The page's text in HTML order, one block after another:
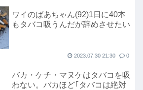
ワイのばあちゃん(92)1日に40本
もタバコ吸うんだが辞めさせたい
2023.07.30 21:30 0
バカ・ケチ・マヌケはタバコを吸
わない。バカほど｢タバコは絶対